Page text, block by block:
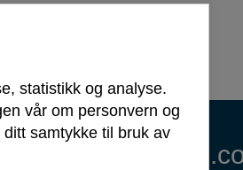
Om
statistikk og analyse.
vår om personvern og
samtykke til bruk av